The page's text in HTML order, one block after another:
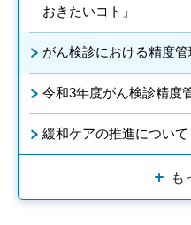
おきたいコト」
がん検診における精度
令和3年度がん検診精度
緩和ケアの推進について
も